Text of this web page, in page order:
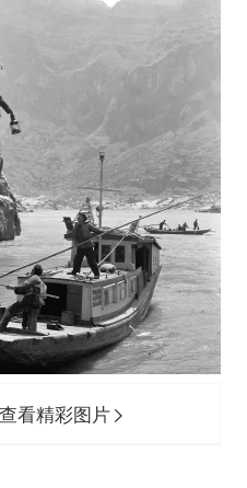
看精彩图片